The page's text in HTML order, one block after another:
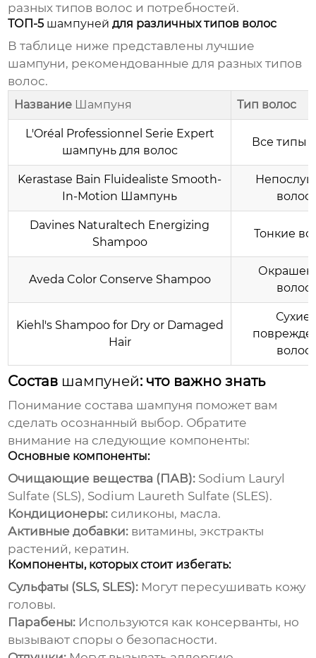
разных типов волос и потребностей.
ТОП-5 шампуней для различных типов волос
В таблице ниже представлены лучшие
шампуни, рекомендованные для разных типов
волос.
Название Шампуня Тип волос
L'Oréal Professionnel Serie Expert
шампунь для волос
Все типы
Kerastase Bain Fluidealiste Smooth-
In-Motion Шампунь
Davines Naturaltech Energizing
Shampoo
Тонкие
Aveda Color Conserve Shampoo
Kiehl's Shampoo for Dry or Damaged
Hair
Сухие
Состав шампуней: что важно знать
Понимание состава шампуня поможет вам
сделать осознанный выбор. Обратите
внимание на следующие компоненты:
Основные компоненты:
Очищающие вещества (ПАВ): Sodium Lauryl
Sulfate (SLS), Sodium Laureth Sulfate (SLES).
Кондиционеры: силиконы, масла.
Активные добавки: витамины, экстракты
растений, кератин.
Компоненты, которых стоит избегать:
Сульфаты (SLS, SLES): Могут пересушивать кожу
головы.
Парабены: Используются как консерванты, но
вызывают споры о безопасности.